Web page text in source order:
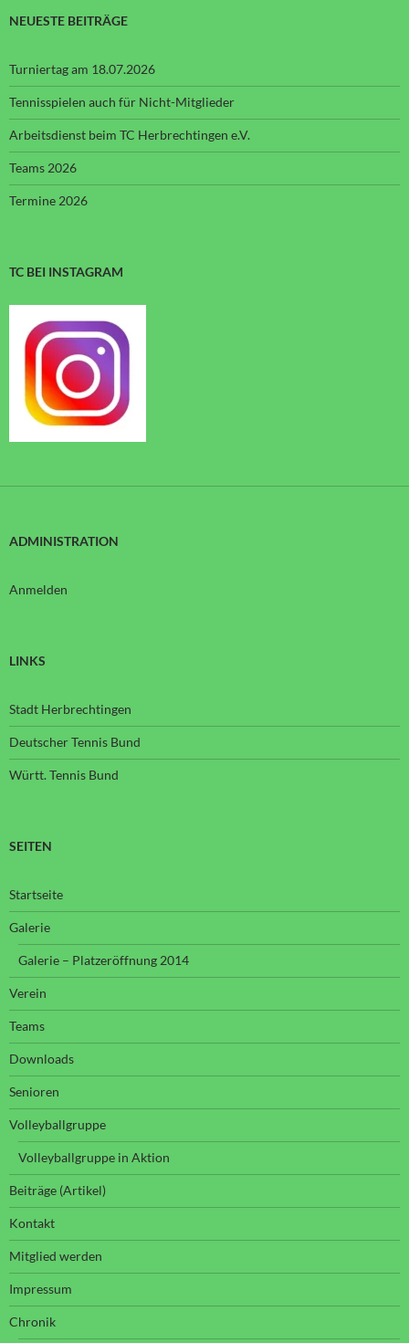
NEUESTE BEITRÄGE
Turniertag am 18.07.2026
Tennisspielen auch für Nicht-Mitglieder
Arbeitsdienst beim TC Herbrechtingen e.V.
Teams 2026
Termine 2026
TC BEI INSTAGRAM
ADMINISTRATION
Anmelden
LINKS
Stadt Herbrechtingen
Deutscher Tennis Bund
Württ. Tennis Bund
SEITEN
Startseite
Galerie
Galerie – Platzeröffnung 2014
Verein
Teams
Downloads
Senioren
Volleyballgruppe
Volleyballgruppe in Aktion
Beiträge (Artikel)
Kontakt
Mitglied werden
Impressum
Chronik